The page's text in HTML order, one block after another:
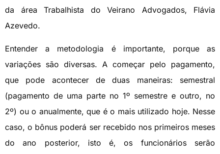
da área Trabalhista do Veirano Advogados, Flávia
Azevedo.
Entender a metodologia é importante, porque as
variações são diversas. A começar pelo pagamento,
que pode acontecer de duas maneiras: semestral
(pagamento de uma parte no 1º semestre e outro, no
2º) ou o anualmente, que é o mais utilizado hoje. Nesse
caso, o bônus poderá ser recebido nos primeiros meses
do ano posterior, isto é, os funcionários serão